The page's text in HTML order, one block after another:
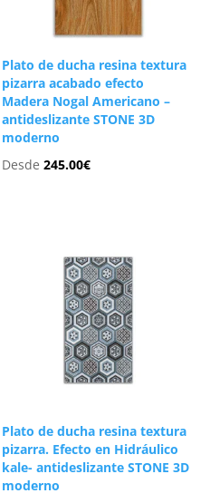
Plato de ducha resina textura
pizarra acabado efecto
Madera Nogal Americano –
antideslizante STONE 3D
moderno
Desde245.00€
Plato de ducha resina textura
pizarra. Efecto en Hidráulico
kale- antideslizante STONE 3D
moderno